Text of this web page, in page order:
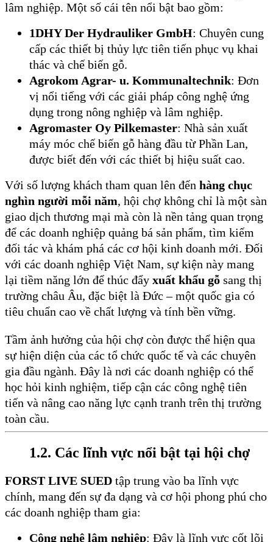
lâm nghiệp. Một số cái tên nổi bật bao gồm:
1DHY Der Hydrauliker GmbH: Chuyên cung
cấp các thiết bị thủy lực tiên tiến phục vụ khai
thác và chế biến gỗ.
Agrokom Agrar- u. Kommunaltechnik: Đơn
vị nổi tiếng với các giải pháp công nghệ ứng
dụng trong nông nghiệp và lâm nghiệp.
Agromaster Oy Pilkemaster: Nhà sản xuất
máy móc chế biến gỗ hàng đầu từ Phần Lan,
được biết đến với các thiết bị hiệu suất cao.
Với số lượng khách tham quan lên đến hàng chục
nghìn người mỗi năm, hội chợ không chỉ là một sàn
giao dịch thương mại mà còn là nền tảng quan trọng
để các doanh nghiệp quảng bá sản phẩm, tìm kiếm
đối tác và khám phá các cơ hội kinh doanh mới. Đối
với các doanh nghiệp Việt Nam, sự kiện này mang
lại tiềm năng lớn để thúc đẩy xuất khẩu gỗ sang thị
trường châu Âu, đặc biệt là Đức – một quốc gia có
tiêu chuẩn cao về chất lượng và tính bền vững.
Tầm ảnh hưởng của hội chợ còn được thể hiện qua
sự hiện diện của các tổ chức quốc tế và các chuyên
gia đầu ngành. Đây là nơi các doanh nghiệp có thể
học hỏi kinh nghiệm, tiếp cận các công nghệ tiên
tiến và nâng cao năng lực cạnh tranh trên thị trường
toàn cầu.
1.2. Các lĩnh vực nổi bật tại hội chợ
FORST LIVE SUED tập trung vào ba lĩnh vực
chính, mang đến sự đa dạng và cơ hội phong phú cho
các doanh nghiệp tham gia:
Công nghệ lâm nghiệp: Đây là lĩnh vực cốt lõi